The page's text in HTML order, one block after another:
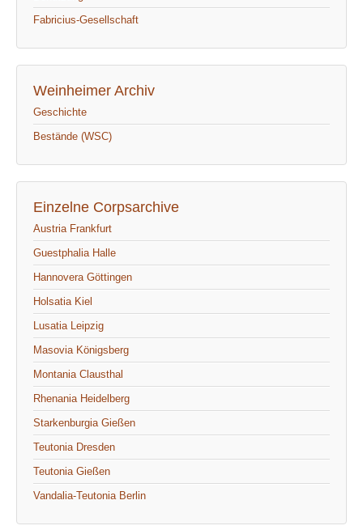
Fabricius-Gesellschaft
Weinheimer Archiv
Geschichte
Bestände (WSC)
Einzelne Corpsarchive
Austria Frankfurt
Guestphalia Halle
Hannovera Göttingen
Holsatia Kiel
Lusatia Leipzig
Masovia Königsberg
Montania Clausthal
Rhenania Heidelberg
Starkenburgia Gießen
Teutonia Dresden
Teutonia Gießen
Vandalia-Teutonia Berlin